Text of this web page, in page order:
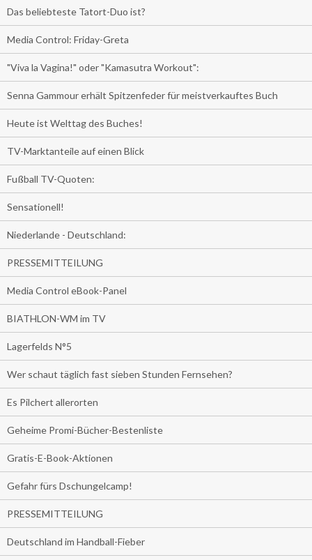
Das beliebteste Tatort-Duo ist?
Media Control: Friday-Greta
"Viva la Vagina!" oder "Kamasutra Workout":
Senna Gammour erhält Spitzenfeder für meistverkauftes Buch
Heute ist Welttag des Buches!
TV-Marktanteile auf einen Blick
Fußball TV-Quoten:
Sensationell!
Niederlande - Deutschland:
PRESSEMITTEILUNG
Media Control eBook-Panel
BIATHLON-WM im TV
Lagerfelds N°5
Wer schaut täglich fast sieben Stunden Fernsehen?
Es Pilchert allerorten
Geheime Promi-Bücher-Bestenliste
Gratis-E-Book-Aktionen
Gefahr fürs Dschungelcamp!
PRESSEMITTEILUNG
Deutschland im Handball-Fieber